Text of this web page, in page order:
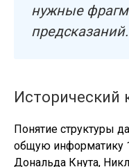
нужные
предсказаний.
Исторический
Понятие структуры
общую информатику
Дональда Кнута,